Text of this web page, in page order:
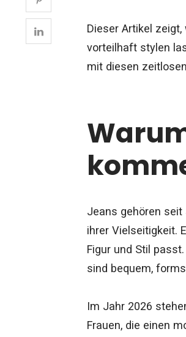
Dieser Artikel
vorteilhaft stylen
mit diesen
Jeans gehören
ihrer Vielseitigkeit.
Figur und Stil
sind bequem,
Im Jahr 2026
Frauen, die einen